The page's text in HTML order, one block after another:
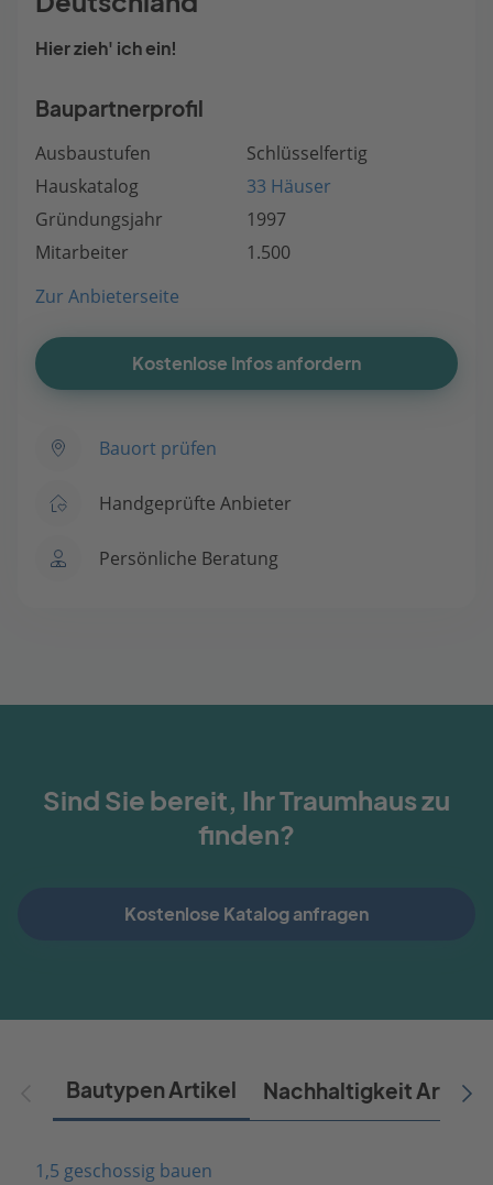
Hier zieh' ich ein!
Baupartnerprofil
Ausbaustufen
Schlüsselfertig
Hauskatalog
33 Häuser
Gründungsjahr
1997
Mitarbeiter
1.500
Zur Anbieterseite
Kostenlose Infos anfordern
Bauort prüfen
Handgeprüfte Anbieter
Persönliche Beratung
Sind Sie bereit, Ihr Traumhaus zu
finden?
Kostenlose Katalog anfragen
Bautypen Artikel Nachhaltigkeit Artikel
1,5 geschossig bauen